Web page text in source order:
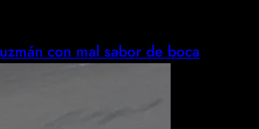
con mal sabor de boca